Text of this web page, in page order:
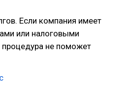
Если компания имеет
или налоговыми
не поможет